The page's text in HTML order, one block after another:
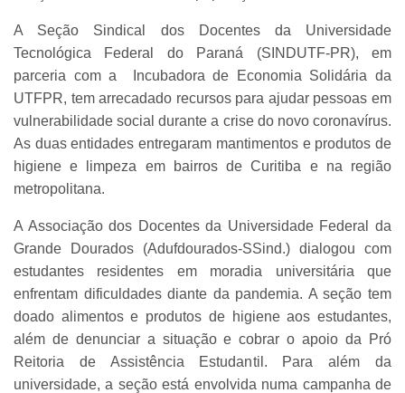
A Seção Sindical dos Docentes da Universidade
Tecnológica Federal do Paraná (SINDUTF-PR), em
parceria com a Incubadora de Economia Solidária da
UTFPR, tem arrecadado recursos para ajudar pessoas em
vulnerabilidade social durante a crise do novo coronavírus.
As duas entidades entregaram mantimentos e produtos de
higiene e limpeza em bairros de Curitiba e na região
metropolitana.
A Associação dos Docentes da Universidade Federal da
Grande Dourados (Adufdourados-SSind.) dialogou com
estudantes residentes em moradia universitária que
enfrentam dificuldades diante da pandemia. A seção tem
doado alimentos e produtos de higiene aos estudantes,
além de denunciar a situação e cobrar o apoio da Pró
Reitoria de Assistência Estudantil. Para além da
universidade, a seção está envolvida numa campanha de